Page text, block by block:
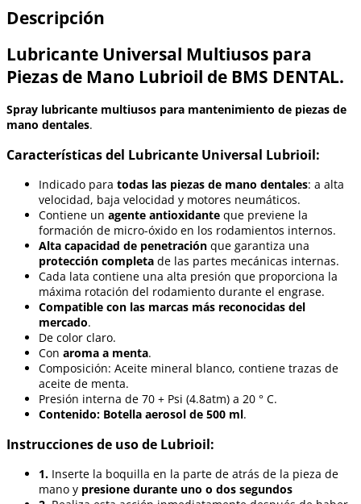
Descripción
Lubricante Universal Multiusos para
Piezas de Mano Lubrioil de BMS DENTAL.
Spray lubricante multiusos para mantenimiento de piezas de
mano dentales.
Características del Lubricante Universal Lubrioil:
Indicado para todas las piezas de mano dentales: a alta
velocidad, baja velocidad y motores neumáticos.
Contiene un agente antioxidante que previene la
formación de micro-óxido en los rodamientos internos.
Alta capacidad de penetración que garantiza una
protección completa de las partes mecánicas internas.
Cada lata contiene una alta presión que proporciona la
máxima rotación del rodamiento durante el engrase.
Compatible con las marcas más reconocidas del
mercado.
De color claro.
Con aroma a menta.
Composición: Aceite mineral blanco, contiene trazas de
aceite de menta.
Presión interna de 70 + Psi (4.8atm) a 20 ° C.
Contenido: Botella aerosol de 500 ml.
Instrucciones de uso de Lubrioil:
1. Inserte la boquilla en la parte de atrás de la pieza de
mano y presione durante uno o dos segundos